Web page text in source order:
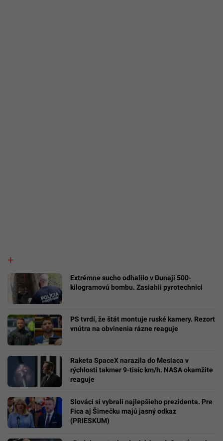
Extrémne sucho odhalilo v Dunaji 500-
kilogramovú bombu. Zasiahli pyrotechnici
PS tvrdí, že štát montuje ruské kamery. Rezort
vnútra na obvinenia rázne reaguje
Raketa SpaceX narazila do Mesiaca v
rýchlosti takmer 9-tisíc km/h. NASA okamžite
reaguje
Slováci si vybrali najlepšieho prezidenta. Pre
Fica aj Šimečku majú jasný odkaz
(PRIESKUM)